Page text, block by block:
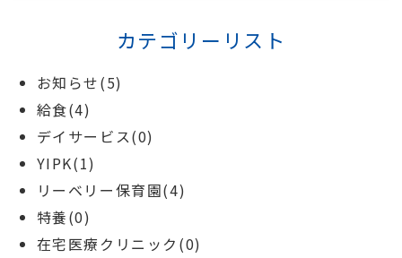
カテゴリーリスト
お知らせ(5)
給食(4)
デイサービス(0)
YIPK(1)
リーベリー保育園(4)
特養(0)
在宅医療クリニック(0)